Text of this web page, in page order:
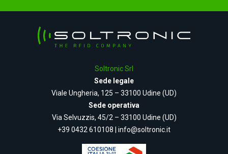
Soltronic Srl
Sede legale
Viale Ungheria, 125 – 33100 Udine (UD)
Sede operativa
Via Selvuzzis, 45/2 – 33100 Udine (UD)
+39 0432 610108 | info@soltronic.it